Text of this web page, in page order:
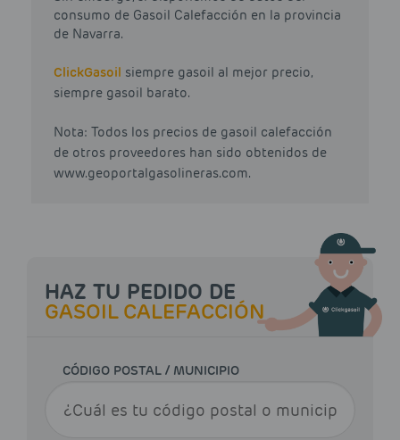
consumo de Gasoil Calefacción en la provincia
de Navarra.
ClickGasoil siempre gasoil al mejor precio,
siempre gasoil barato.
Nota: Todos los precios de gasoil calefacción
de otros proveedores han sido obtenidos de
www.geoportalgasolineras.com.
HAZ TU PEDIDO DE
GASOIL CALEFACCIÓN
CÓDIGO POSTAL / MUNICIPIO